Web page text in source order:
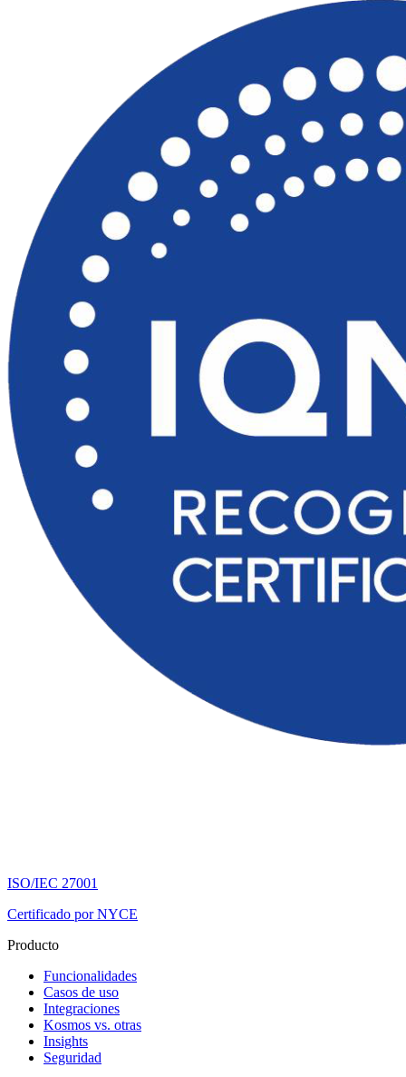
ISO/IEC 27001
Certificado por NYCE
Producto
Funcionalidades
Casos de uso
Integraciones
Kosmos vs. otras
Insights
Seguridad